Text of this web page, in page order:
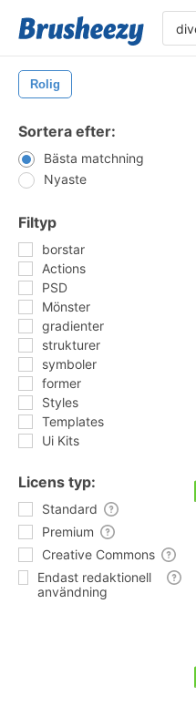
Rolig
Sortera efter:
Bästa matchning
Nyaste
Filtyp
borstar
Actions
PSD
Mönster
gradienter
strukturer
symboler
former
Styles
Templates
Ui Kits
Licens typ:
Standard
Premium
Creative Commons
Endast redaktionell
användning